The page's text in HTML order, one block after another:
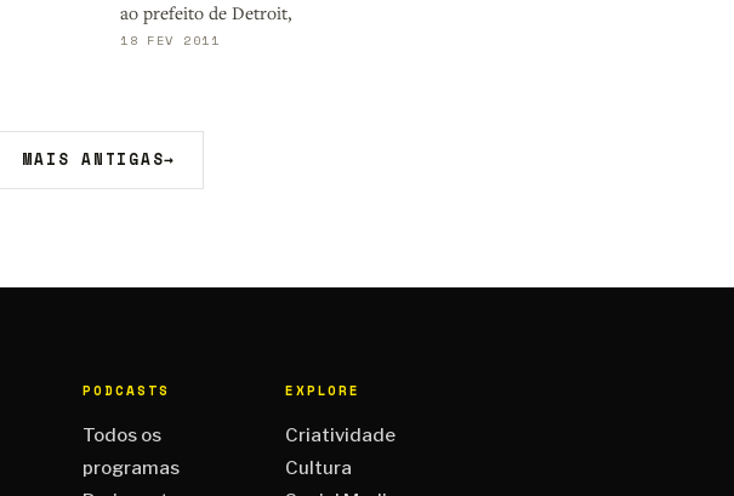
ao prefeito de Detroit,
18 FEV 2011
MAIS ANTIGAS→
PODCASTS
Todos os
programas
EXPLORE
Criatividade
Cultura